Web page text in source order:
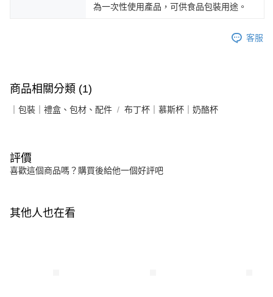
為一次性使用產品，可供食品包裝用途。
客服
商品相關分類 (1)
｜包裝｜禮盒、包材、配件 布丁杯｜慕斯杯｜奶酪杯
評價
喜歡這個商品嗎？購買後給他一個好評吧
其他人也在看